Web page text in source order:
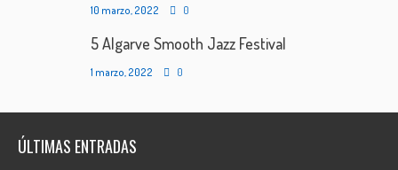
10 marzo, 2022 0
5 Algarve Smooth Jazz Festival
1 marzo, 2022 0
ÚLTIMAS ENTRADAS